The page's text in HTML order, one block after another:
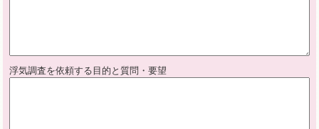
浮気調査を依頼する目的と質問・要望